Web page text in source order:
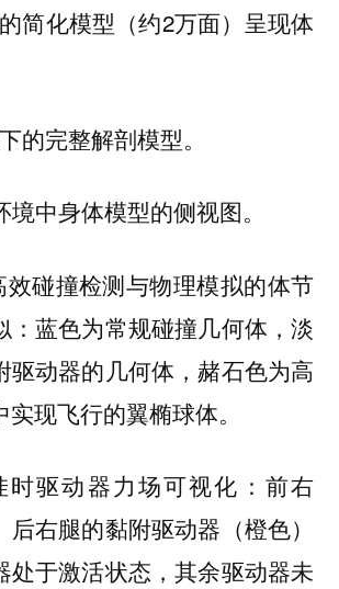
简化模型（约2万面）呈现体
的完整解剖模型。
境中身体模型的侧视图。
效碰撞检测与物理模拟的体节
：蓝色为常规碰撞几何体，淡
驱动器的几何体，赭石色为高
现飞行的翼椭球体。
时驱动器力场可视化：前右
右腿的黏附驱动器（橙色）
处于激活状态，其余驱动器未